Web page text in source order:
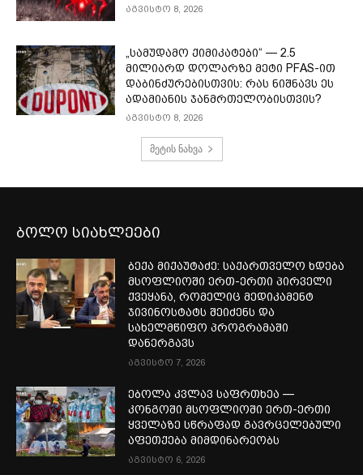
აგვისტო 8, 2026
„სამუდამო ქიმიკატები“ — 2.5
მილიარდ დოლარზე მეტი PFAS-ით
დაბინძურებისთვის: რას ნიშნავს ეს
ადამიანის ჯანმრთელობისთვის?
აგვისტო 8, 2026
მეტის ნახვა
ბოლო სიახლეები
ბექა მიქაუტაძე: საქართველო ხდება
მსოფლიოში ერთ-ერთი პირველი
ქვეყანა, რომელიც მედიკამენტ
ჯივინოსტატს შეიძენს და
სახელმწიფო პროგრამაში
დანერგავს
აგვისტო 7, 2026
ებოლა კვლავ საფრთხეა —
კონგოში მსოფლიოში ერთ-ერთი
ყველაზე სწრაფად გავრცელებული
აფეთქება მიმდინარეობს
აგვისტო 6, 2026